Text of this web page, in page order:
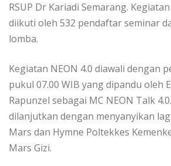
RSUP Dr Kariadi Semarang.
diikuti oleh 532 pendaftar seminar
lomba.
Kegiatan NEON 4.0 diawali dengan
pukul 07.00 WIB yang dipandu oleh
Rapunzel sebagai MC NEON Talk
dilanjutkan dengan menyanyikan
Mars dan Hymne Poltekkes
Mars Gizi.